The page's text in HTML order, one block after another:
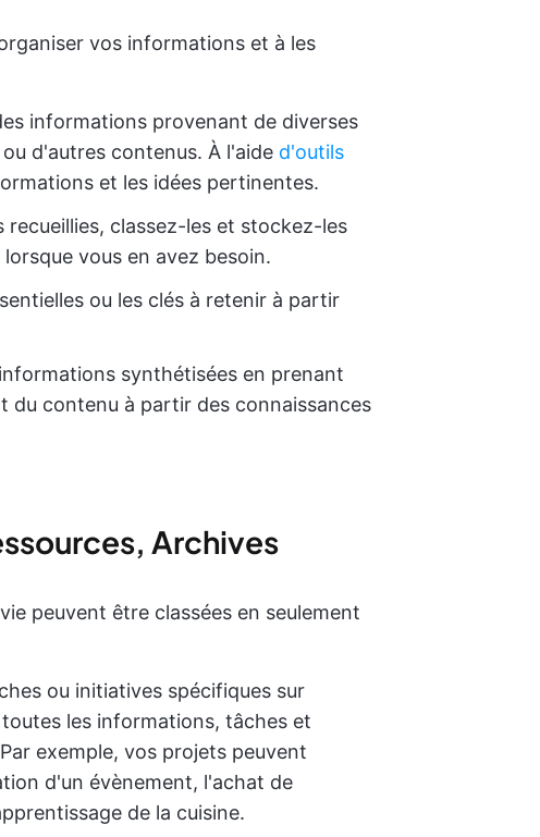
vos informations et à les
informations provenant de diverses
d'autres contenus. À l'aide d'outils
et les idées pertinentes.
classez-les et stockez-les
vous en avez besoin.
ou les clés à retenir à partir
synthétisées en prenant
du contenu à partir des connaissances
Archives
peuvent être classées en seulement
ou initiatives spécifiques sur
les informations, tâches et
exemple, vos projets peuvent
d'un évènement, l'achat de
de la cuisine.